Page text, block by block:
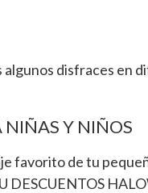
disfraces en
NIÑAS Y NIÑOS
favorito de tu